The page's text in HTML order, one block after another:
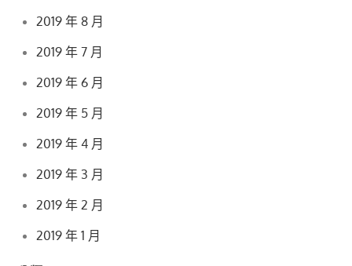
2019 年 8 月
2019 年 7 月
2019 年 6 月
2019 年 5 月
2019 年 4 月
2019 年 3 月
2019 年 2 月
2019 年 1 月